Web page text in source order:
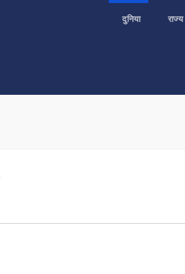
दुनिया राज्य